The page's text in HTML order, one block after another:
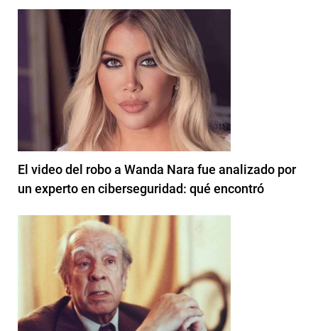
El video del robo a Wanda Nara fue analizado por
un experto en ciberseguridad: qué encontró